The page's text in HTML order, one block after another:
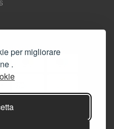
per migliorare
.